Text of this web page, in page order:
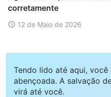
corretamente
12 de Maio de 2026
Tendo lido até aqui, você
abençoada. A salvação
virá até você.